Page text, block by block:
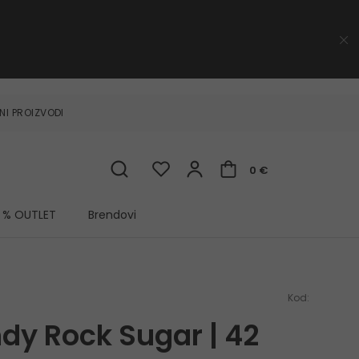
PROIZVODI
0 €
% OUTLET Brendovi
Kod:
Rock Sugar | 42